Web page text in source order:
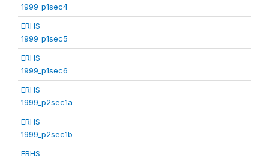
1999_p1sec4
ERHS
1999_p1sec5
ERHS
1999_p1sec6
ERHS
1999_p2sec1a
ERHS
1999_p2sec1b
ERHS